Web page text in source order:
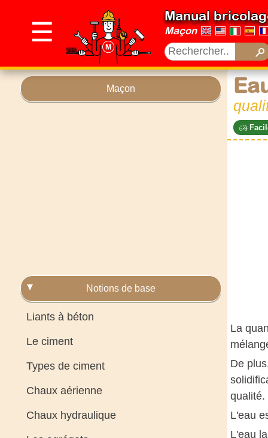
☰
Manual
Maçon
Maçon
Notions de base
Liants à béton
Le ciment
Types de ciment
Chaux aérienne
Chaux hydraulique
La
De
qualité.
L'eau
L'eau